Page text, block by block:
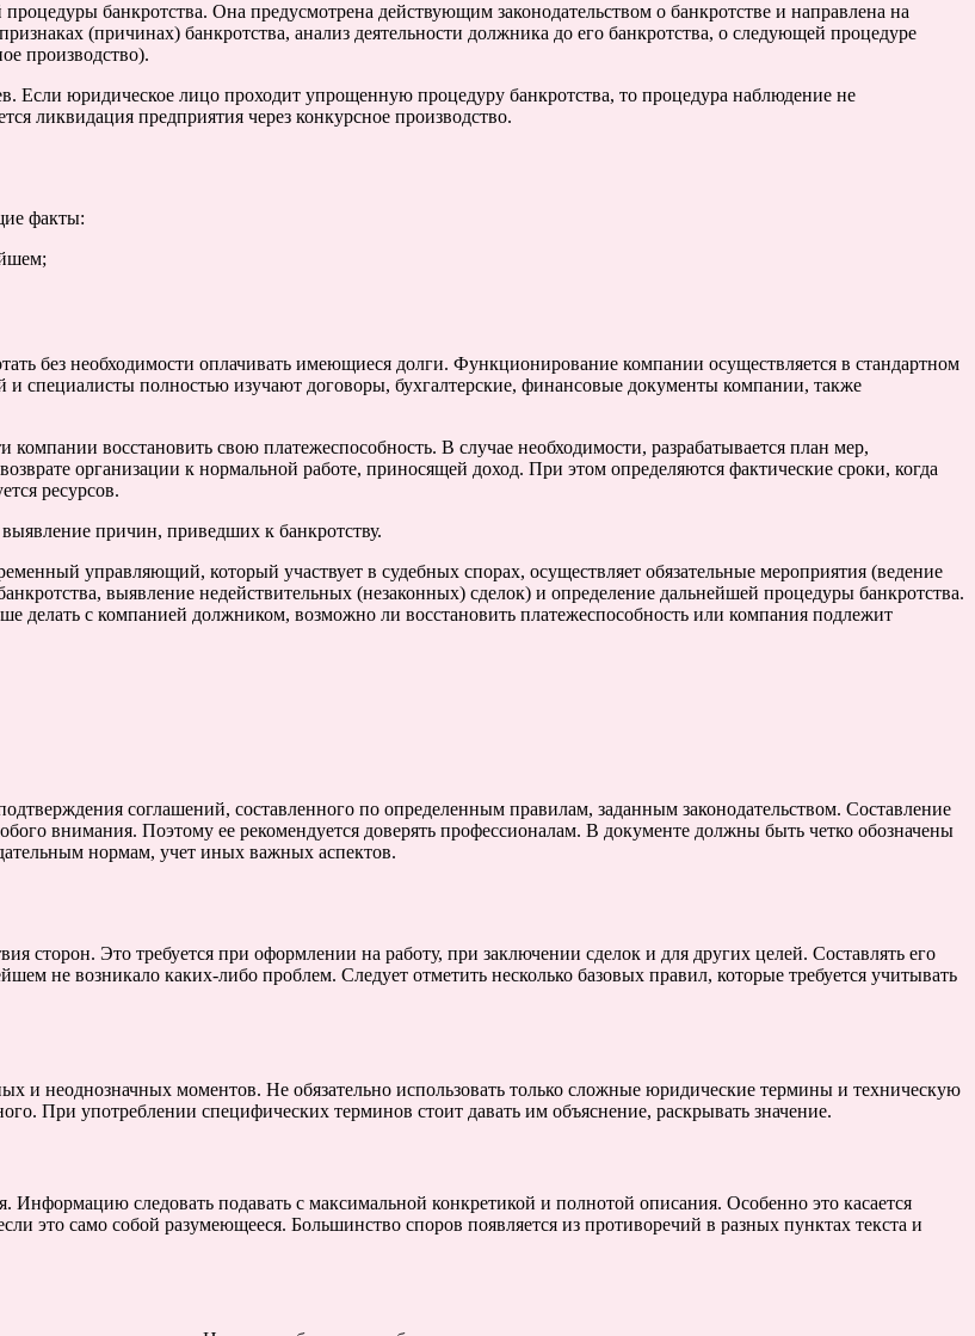
банкротства. Она предусмотрена действующим законодательством о банкротстве и направлена на
(причинах) банкротства, анализ деятельности должника до его банкротства, о следующей процедуре
производство).
Если юридическое лицо проходит упрощенную процедуру банкротства, то процедура наблюдение не
ликвидация предприятия через конкурсное производство.
факты:
без необходимости оплачивать имеющиеся долги. Функционирование компании осуществляется в стандартном
полностью изучают договоры, бухгалтерские, финансовые документы компании, также
восстановить свою платежеспособность. В случае необходимости, разрабатывается план мер,
организации к нормальной работе, приносящей доход. При этом определяются фактические сроки, когда
ресурсов.
причин, приведших к банкротству.
управляющий, который участвует в судебных спорах, осуществляет обязательные мероприятия (ведение
выявление недействительных (незаконных) сделок) и определение дальнейшей процедуры банкротства.
делать с компанией должником, возможно ли восстановить платежеспособность или компания подлежит
соглашений, составленного по определенным правилам, заданным законодательством. Составление
внимания. Поэтому ее рекомендуется доверять профессионалам. В документе должны быть четко обозначены
нормам, учет иных важных аспектов.
сторон. Это требуется при оформлении на работу, при заключении сделок и для других целей. Составлять его
не возникало каких-либо проблем. Следует отметить несколько базовых правил, которые требуется учитывать
и неоднозначных моментов. Не обязательно использовать только сложные юридические термины и техническую
При употреблении специфических терминов стоит давать им объяснение, раскрывать значение.
Информацию следовать подавать с максимальной конкретикой и полнотой описания. Особенно это касается
это само собой разумеющееся. Большинство споров появляется из противоречий в разных пунктах текста и